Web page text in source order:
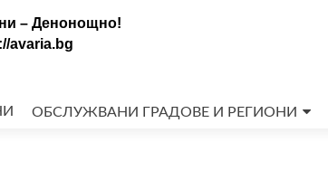
– Денонощно!
avaria.bg
ОБСЛУЖВАНИ ГРАДОВЕ И РЕГИОНИ